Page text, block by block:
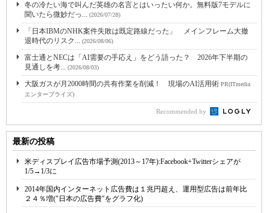
冬の冷たい海で叫んだ英雄の名言とはいったい何か。無料版7モデルに
聞いたら微妙だっ... (2026/07/28)
「日本IBMのNHK案件失敗は既定路線だった」 メインフレーム大撤
退時代のリスク... (2026/08/06)
富士通とNECは「AI需要の手応え」をどう語った？ 2026年下半期の
見通しを考... (2026/08/03)
大阪ガスが月2000時間の共有作業を削減！ 現場のAI活用術 PR(ITmedia
エンタープライズ)
Recommended by
最新の投稿
米ディスプレイ広告市場予測(2013～17年):Facebook+Twitterシェアが
1/5→1/3に
2014年国内インターネット広告費は１兆円超え、運用型広告は前年比
２４％増("日本の広告費"をグラフ化)